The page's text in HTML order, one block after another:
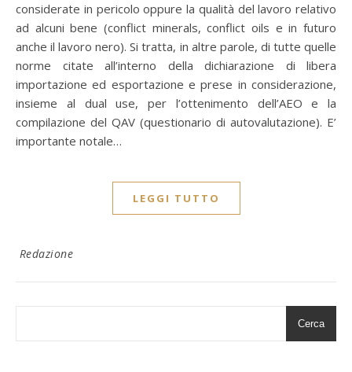
considerate in pericolo oppure la qualità del lavoro relativo
ad alcuni bene (conflict minerals, conflict oils e in futuro
anche il lavoro nero). Si tratta, in altre parole, di tutte quelle
norme citate all’interno della dichiarazione di libera
importazione ed esportazione e prese in considerazione,
insieme al dual use, per l’ottenimento dell’AEO e la
compilazione del QAV (questionario di autovalutazione). E’
importante notale…
LEGGI TUTTO
Redazione
Cerca